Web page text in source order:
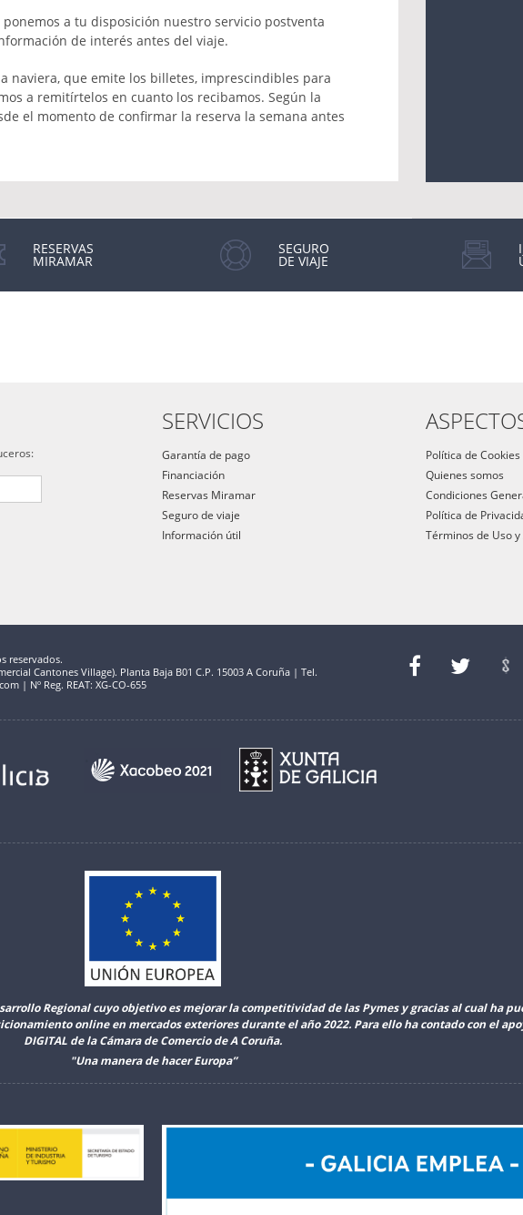
a tu disposición nuestro servicio postventa
de interés antes del viaje.
naviera, que emite los billetes, imprescindibles para
a remitírtelos en cuanto los recibamos. Según la
el momento de confirmar la reserva la semana antes
RESERVAS
MIRAMAR
SEGURO
DE VIAJE
SERVICIOS
Garantía de pago
Financiación
Reservas Miramar
Seguro de viaje
Información útil
Política de Cookies
Quienes somos
Condiciones
Política de
Términos de Uso y
reservados.
Cantones Village). Planta Baja B01 C.P. 15003 A Coruña | Tel.
| Nº Reg. REAT: XG-CO-655
Regional cuyo objetivo es mejorar la competitividad de las Pymes y gracias al cual ha
online en mercados exteriores durante el año 2022. Para ello ha contado con el
DIGITAL de la Cámara de Comercio de A Coruña.
"Una manera de hacer Europa”